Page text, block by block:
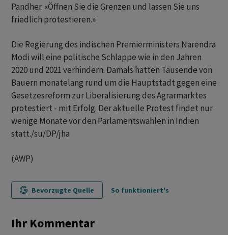
Pandher. «Öffnen Sie die Grenzen und lassen Sie uns
friedlich protestieren.»
Die Regierung des indischen Premierministers Narendra
Modi will eine politische Schlappe wie in den Jahren
2020 und 2021 verhindern. Damals hatten Tausende von
Bauern monatelang rund um die Hauptstadt gegen eine
Gesetzesreform zur Liberalisierung des Agrarmarktes
protestiert - mit Erfolg. Der aktuelle Protest findet nur
wenige Monate vor den Parlamentswahlen in Indien
statt./su/DP/jha
(AWP)
Bevorzugte Quelle So funktioniert's
Ihr Kommentar